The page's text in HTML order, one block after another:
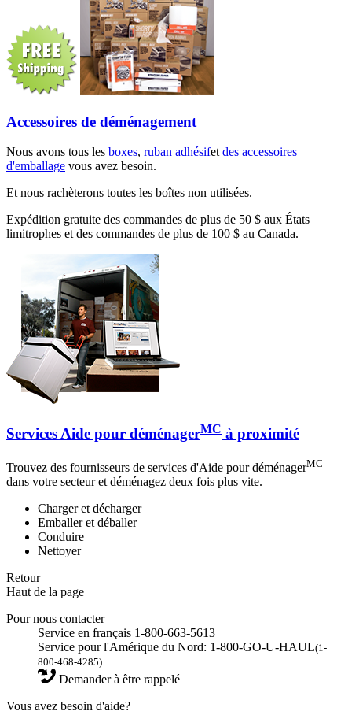
Accessoires de déménagement
Nous avons tous les boxes, ruban adhésifetdes accessoires
d'emballage vous avez besoin.
Et nous rachèterons toutes les boîtes non utilisées.
Expédition gratuite des commandes de plus de 50 $ aux États
limitrophes et des commandes de plus de 100 $ au Canada.
Services Aide pour déménagerMC à proximité
Trouvez des fournisseurs de services d'Aide pour déménagerMC
dans votre secteur et déménagez deux fois plus vite.
Charger et décharger
Emballer et déballer
Conduire
Nettoyer
Retour
Haut de la page
Pour nous contacter
Service en français 1-800-663-5613
Service pour l'Amérique du Nord: 1-800-GO-U-HAUL(1-
800-468-4285)
Demander à être rappelé
Vous avez besoin d'aide?